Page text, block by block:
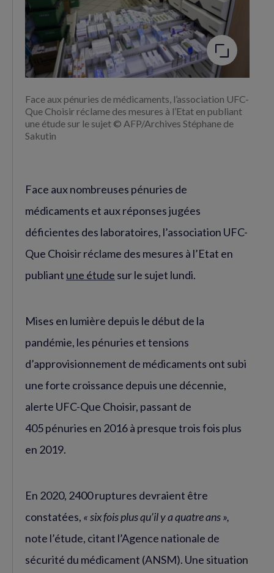
Agrandir
l'image
Face aux pénuries de médicaments, l’association UFC-
Que Choisir réclame des mesures à l’Etat en publiant
une étude sur le sujet © AFP/Archives Stéphane de
Sakutin
Face aux nombreuses pénuries de
médicaments et aux réponses jugées
déficientes des laboratoires, l’association UFC-
Que Choisir réclame des mesures à l’Etat en
publiant une étude sur le sujet lundi.
Mises en lumière depuis le début de la
pandémie, les pénuries et tensions
d’approvisionnement de médicaments ont subi
une forte croissance depuis une décennie,
alerte UFC-Que Choisir, passant de
405 pénuries en 2016 à presque trois fois plus
en 2019.
En 2020, 2400 ruptures devraient être
constatées, « six fois plus qu’il y a quatre ans »,
note l’étude, citant l’Agence nationale de
sécurité du médicament (ANSM). Une situation